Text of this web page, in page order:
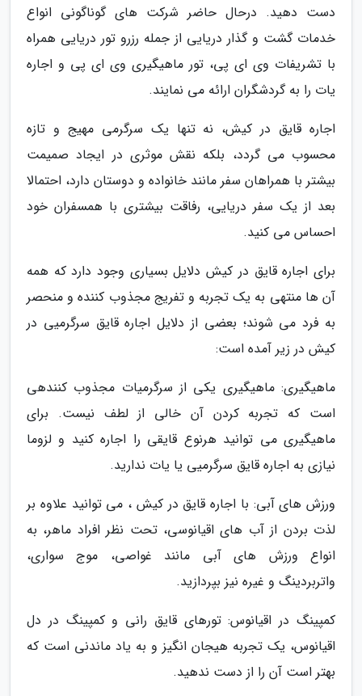
دست دهید. درحال حاضر شرکت های گوناگونی انواع
خدمات گشت و گذار دریایی از جمله رزرو تور دریایی همراه
با تشریفات وی ای پی، تور ماهیگیری وی ای پی و اجاره
یات را به گردشگران ارائه می نمایند.
اجاره قایق در کیش، نه تنها یک سرگرمی مهیج و تازه
محسوب می گردد، بلکه نقش موثری در ایجاد صمیمت
بیشتر با همراهان سفر مانند خانواده و دوستان دارد، احتمالا
بعد از یک سفر دریایی، رفاقت بیشتری با همسفران خود
احساس می کنید.
برای اجاره قایق در کیش دلایل بسیاری وجود دارد که همه
آن ها منتهی به یک تجربه و تفریج مجذوب کننده و منحصر
به فرد می شوند؛ بعضی از دلایل اجاره قایق سرگرمیی در
کیش در زیر آمده است:
ماهیگیری: ماهیگیری یکی از سرگرمیات مجذوب کنندهی
است که تجربه کردن آن خالی از لطف نیست. برای
ماهیگیری می توانید هرنوع قایقی را اجاره کنید و لزوما
نیازی به اجاره قایق سرگرمیی یا یات ندارید.
ورزش های آبی: با اجاره قایق در کیش ، می توانید علاوه بر
لذت بردن از آب های اقیانوسی، تحت نظر افراد ماهر، به
انواع ورزش های آبی مانند غواصی، موج سواری،
واتربردینگ و غیره نیز بپردازید.
کمپینگ در اقیانوس: تورهای قایق رانی و کمپینگ در دل
اقیانوس، یک تجربه هیجان انگیز و به یاد ماندنی است که
بهتر است آن را از دست ندهید.